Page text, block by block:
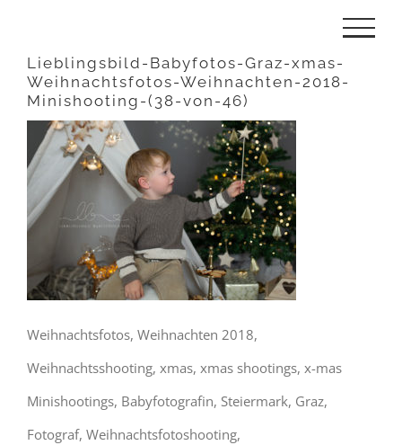
springen
Lieblingsbild-Babyfotos-Graz-xmas-
Weihnachtsfotos-Weihnachten-2018-
Minishooting-(38-von-46)
Weihnachtsfotos, Weihnachten 2018,
Weihnachtsshooting, xmas, xmas shootings, x-mas
Minishootings, Babyfotografin, Steiermark, Graz,
Fotograf, Weihnachtsfotoshooting,